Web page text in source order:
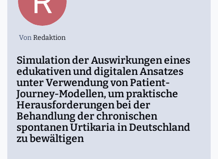
VonRedaktion
Simulation der Auswirkungen eines
edukativen und digitalen Ansatzes
unter Verwendung von Patient‐
Journey‐Modellen, um praktische
Herausforderungen bei der
Behandlung der chronischen
spontanen Urtikaria in Deutschland
zu bewältigen